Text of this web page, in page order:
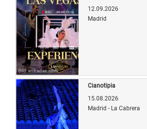
Bild: entradas.com
12.09.2026
Madrid
Cianotipia
15.08.2026
Madrid - La Cabrera